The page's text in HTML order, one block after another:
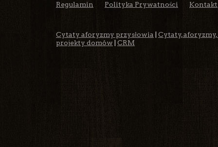
Regulamin Polityka Prywatności Kontakt
Cytaty aforyzmy przysłowia
Cytaty,
projekty domów
CRM